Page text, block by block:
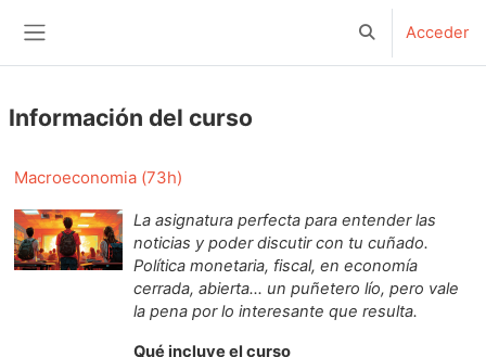
Selector de
Acceder
Información del curso
Macroeconomia (73h)
La asignatura perfecta para entender las
noticias y poder discutir con tu cuñado.
Política monetaria, fiscal, en economía
cerrada, abierta... un puñetero lío, pero vale
la pena por lo interesante que resulta.
Qué incluye el curso